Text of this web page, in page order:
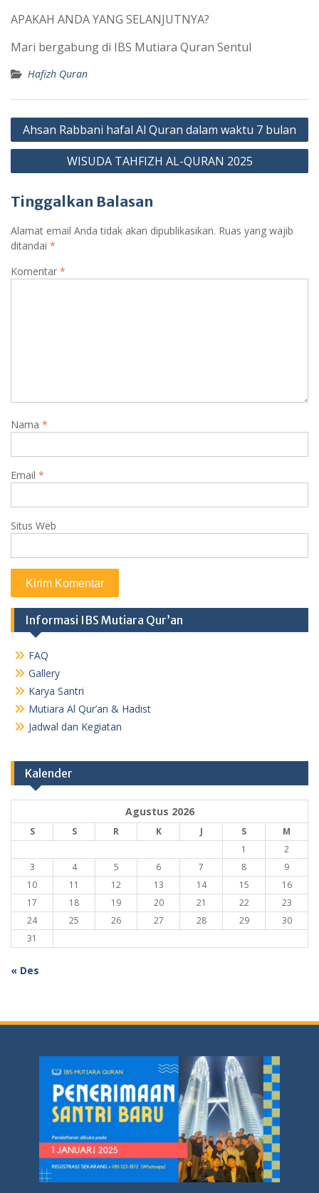
APAKAH ANDA YANG SELANJUTNYA?
Mari bergabung di IBS Mutiara Quran Sentul
Hafizh Quran
Navigasi
pos
Ahsan Rabbani hafal Al Quran dalam waktu 7 bulan
WISUDA TAHFIZH AL-QURAN 2025
Tinggalkan Balasan
Alamat email Anda tidak akan dipublikasikan. Ruas yang wajib
ditandai *
Komentar *
Nama *
Email *
Situs Web
Informasi IBS Mutiara Qur’an
FAQ
Gallery
Karya Santri
Mutiara Al Qur’an & Hadist
Jadwal dan Kegiatan
Kalender
Agustus 2026
S S R K J S
M
1
2
3
4 5 6 7 8
9
10
11 12 13 14 15
16
17
18 19 20 21 22
23
24
25 26 27 28 29
30
31
« Des